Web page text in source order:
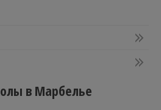
в Марбелье